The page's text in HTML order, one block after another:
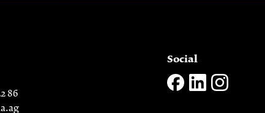
86
Social